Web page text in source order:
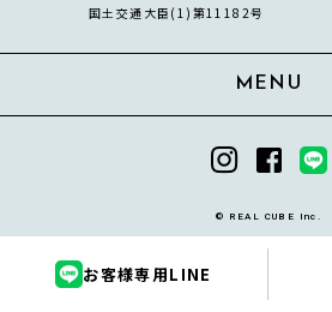
国土交通大臣(1)第11182号
MENU
© REAL CUBE Inc.
お客様専用LINE